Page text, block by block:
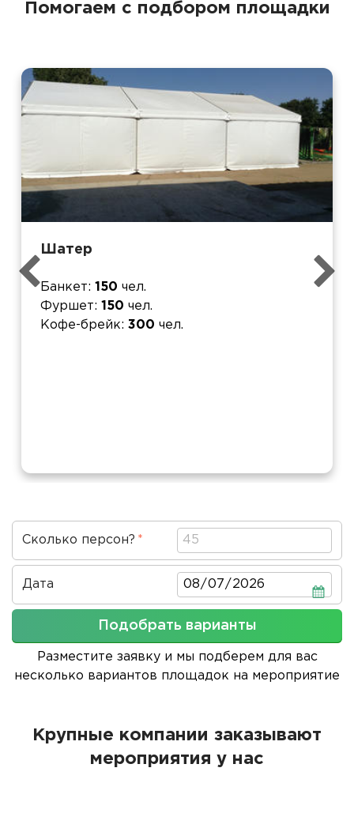
Помогаем с подбором площадки
Шатер
Банкет 150 чел.
Фуршет
150 чел.
Кофе-брейк
300 чел.
Сколько персон?
Дата Дата
Подобрать варианты
Разместите заявку и мы подберем для вас
несколько вариантов площадок на мероприятие
Крупные компании заказывают
мероприятия у нас